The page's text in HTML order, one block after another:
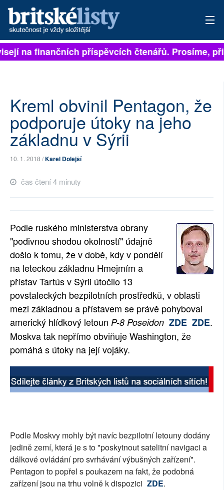
PŘIHLÁSIT
ARCHIV
ROZHOVORY
TÉMATA
SOCIÁLNÍ SÍTĚ
RUBRIKY
PLNÁ VERZE STRÁNEK
na finančních příspěvcích čtenářů. Prosíme,
Kreml obvinil Pentagon, že
podporuje útoky na jeho
základnu v Sýrii
10. 1. 2018 /Karel Dolejší
čas čtení 4 minuty
Podle ruského ministerstva obrany
"podivnou shodou okolností" údajně
došlo k tomu, že v době, kdy v pondělí
na leteckou základnu Hmejmím a
přístav Tartús v Sýrii útočilo 13
povstaleckých bezpilotních prostředků, v oblasti
mezi základnou a přístavem se právě pohyboval
americký hlídkový letoun P-8 Poseidon ZDE ZDE.
Moskva tak nepřímo obviňuje Washington, že
pomáhá s útoky na její vojáky.
Podle Moskvy mohly být navíc bezpilotní letouny dodány
jedině zemí, která je s to "poskytnout satelitní navigaci a
dálkové ovládání pro svrhávání výbušných zařízení".
Pentagon to popřel s poukazem na fakt, že podobná
zařízení jsou na trhu volně k dispozici ZDE.